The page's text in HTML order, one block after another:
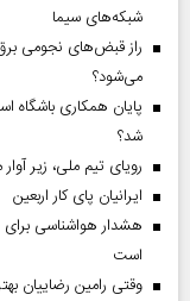
شبکه‌های سیما
راز قبض‌های نجومی
می‌شود؟
پایان همکاری باشگاه
شد؟
رویای تیم ملی، زیر
ایرانیان پای کار اربعین
هشدار هواشناسی برای
است
وقتی رامین رضاییان